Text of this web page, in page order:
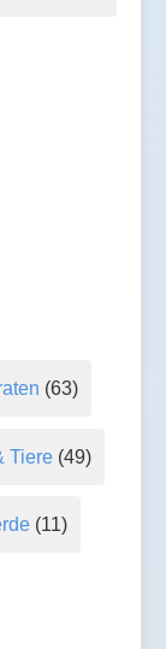
(63)
Tiere(49)
(11)